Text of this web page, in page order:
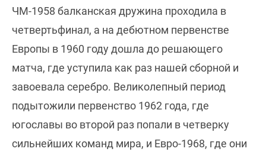
ЧМ-1958 балканская дружина проходила в
четвертьфинал, а на дебютном первенстве
Европы в 1960 году дошла до решающего
матча, где уступила как раз нашей сборной и
завоевала серебро. Великолепный период
подытожили первенство 1962 года, где
югославы во второй раз попали в четверку
сильнейших команд мира, и Евро-1968, где они